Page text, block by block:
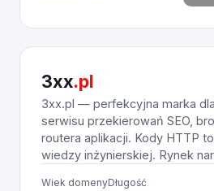
3xx.pl
3xx.pl — perfekcyjna marka
serwisu przekierowań SEO,
routera aplikacji. Kody HTTP
wiedzy inżynierskiej. Rynek
Wiek domenyDługość